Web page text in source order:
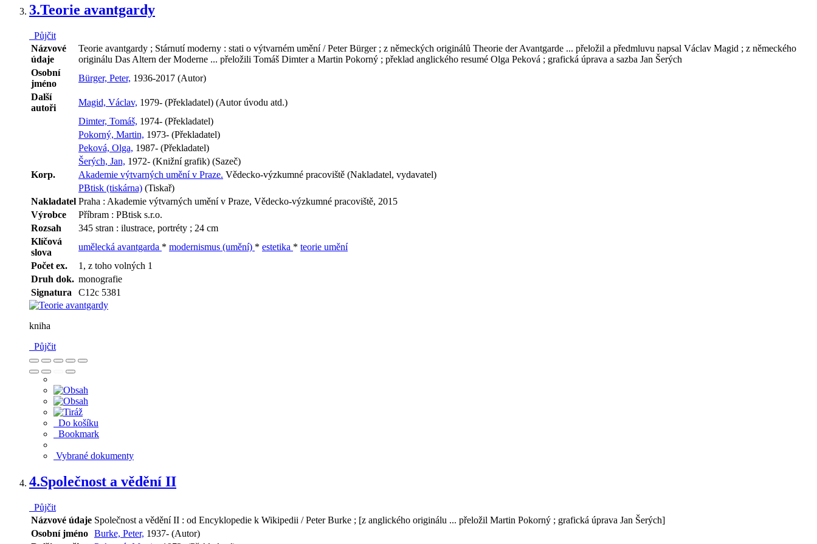
3.Teorie avantgardy
Půjčit
Názvové
údaje
Teorie avantgardy ; Stárnutí moderny : stati o výtvarném umění / Peter Bürger ; z německých originálů Theorie der Avantgarde ... přeložil a předmluvu napsal Václav Magid ; z německého
originálu Das Altern der Moderne ... přeložili Tomáš Dimter a Martin Pokorný ; překlad anglického resumé Olga Peková ; grafická úprava a sazba Jan Šerých
Osobní
jméno
Bürger, Peter, 1936-2017 (Autor)
Další
autoři
Magid, Václav, 1979- (Překladatel) (Autor úvodu atd.)
Dimter, Tomáš, 1974- (Překladatel)
Pokorný, Martin, 1973- (Překladatel)
Peková, Olga, 1987- (Překladatel)
Šerých, Jan, 1972- (Knižní grafik) (Sazeč)
Korp.
Akademie výtvarných umění v Praze. Vědecko-výzkumné pracoviště (Nakladatel, vydavatel)
PBtisk (tiskárna) (Tiskař)
Nakladatel Praha : Akademie výtvarných umění v Praze, Vědecko-výzkumné pracoviště, 2015
Výrobce
Příbram : PBtisk s.r.o.
Rozsah
345 stran : ilustrace, portréty ; 24 cm
Klíčová
slova
umělecká avantgarda * modernismus (umění) * estetika * teorie umění
Počet ex.
1, z toho volných 1
Druh dok. monografie
Signatura
C12c 5381
kniha
Půjčit
Do košíku
Bookmark
Vybrané dokumenty
4.Společnost a vědění II
Půjčit
Názvové údaje Společnost a vědění II : od Encyklopedie k Wikipedii / Peter Burke ; [z anglického originálu ... přeložil Martin Pokorný ; grafická úprava Jan Šerých]
Osobní jméno Burke, Peter, 1937- (Autor)